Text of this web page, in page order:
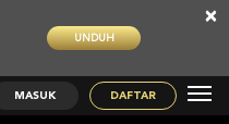
UNDUH
×
MASUK DAFTAR